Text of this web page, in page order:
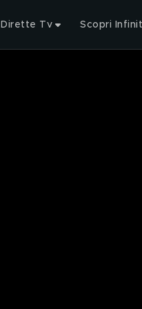
Dirette Tv Scopri